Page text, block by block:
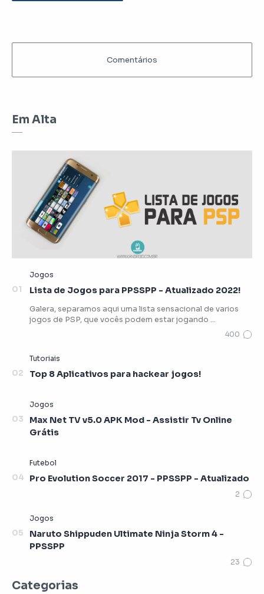
Em Alta
Lista de Jogos para PPSSPP - Atualizado 2022!
Galera, separamos aqui uma lista sensacional de varios
jogos de PSP, que vocês podem estar jogando …
Top 8 Aplicativos para hackear jogos!
Max Net TV v5.0 APK Mod - Assistir Tv Online
Grátis
Pro Evolution Soccer 2017 - PPSSPP - Atualizado
Naruto Shippuden Ultimate Ninja Storm 4 -
PPSSPP
Categorias